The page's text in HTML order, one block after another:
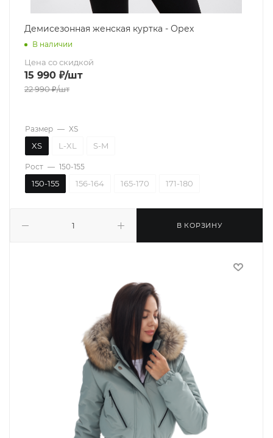
Демисезонная женская куртка - Орех
В наличии
Цена со скидкой
15 990 ₽/шт
22 990₽/шт
В КОРЗИНУ
Размер — XS
XS L-XL S-M
Рост — 150-155
150-155 156-164 165-170 171-180